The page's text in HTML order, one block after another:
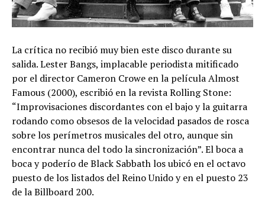
La crítica no recibió muy bien este disco durante su
salida. Lester Bangs, implacable periodista mitificado
por el director Cameron Crowe en la película Almost
Famous (2000), escribió en la revista Rolling Stone:
“Improvisaciones discordantes con el bajo y la guitarra
rodando como obsesos de la velocidad pasados de rosca
sobre los perímetros musicales del otro, aunque sin
encontrar nunca del todo la sincronización”. El boca a
boca y poderío de Black Sabbath los ubicó en el octavo
puesto de los listados del Reino Unido y en el puesto 23
de la Billboard 200.